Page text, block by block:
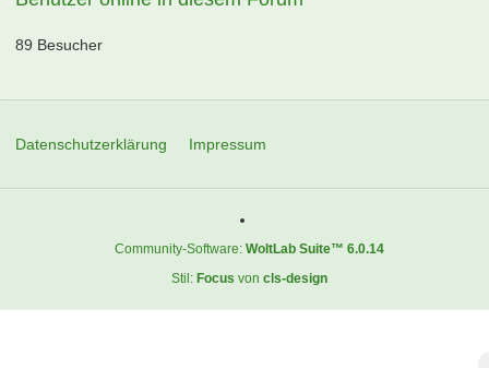
seckr007(20:23) sepinho(03:58) shaker_01
smain85(06:29)
spinne(17:31) spm(23:09) spock(22:41)
steiger7(00:26) stfn84 (21:24) sugar
taufbrief(18:50) thefoji(06:15) themonument(22:14)
(23:18)
tooorjaeger10(21:18) torf(12:06) turboschwaney
vds nievenheim (11:39) vflfreddy